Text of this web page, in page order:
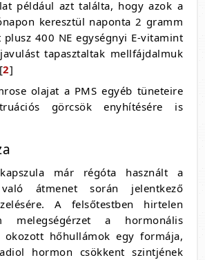
például azt találta, hogy azok a
keresztül naponta 2 gramm
plusz 400 NE egységnyi E-vitamint
tapasztaltak mellfájdalmuk
2]
olajat a PMS egyéb tüneteire
görcsök enyhítésére is
már régóta használt a
való átmenet során jelentkező
A felsőtestben hirtelen
melegségérzet a hormonális
okozott hőhullámok egy formája,
hormon csökkent szintjének